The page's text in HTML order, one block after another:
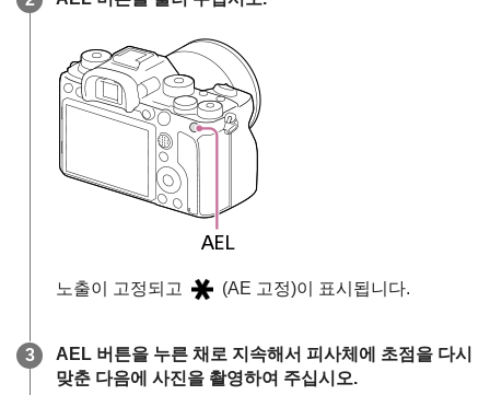
노출이 고정되고 (AE 고정)이 표시됩니다.
AEL 버튼을 누른 채로 지속해서 피사체에 초점을 다시
맞춘 다음에 사진을 촬영하여 주십시오.